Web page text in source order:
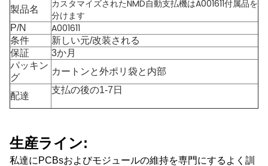
製品名
カスタマイズされたNMD自動支払機はA001611付属品を
分けます
P/N A001611
条件
新しい元/改装される
保証
3か月
パッキン
グ
カートンと外ポリ袋と内部
配達
支払の後の1-7日
生産ライン:
私達にPCBsおよびモジュールの維持を専門にするよく訓